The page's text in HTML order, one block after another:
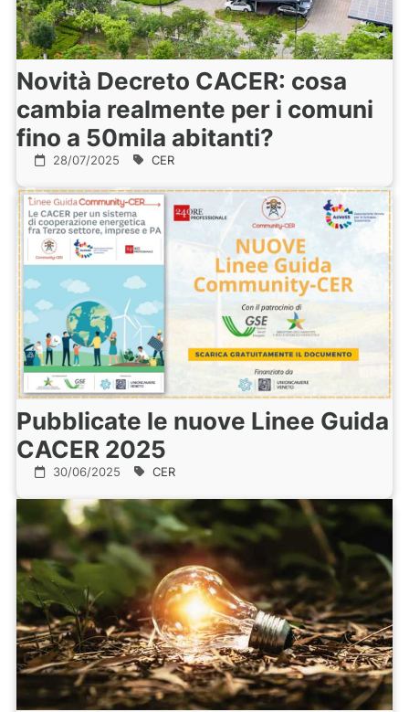
Novità Decreto CACER: cosa
cambia realmente per i comuni
fino a 50mila abitanti?
28/07/2025 CER
Pubblicate le nuove Linee Guida
CACER 2025
30/06/2025 CER